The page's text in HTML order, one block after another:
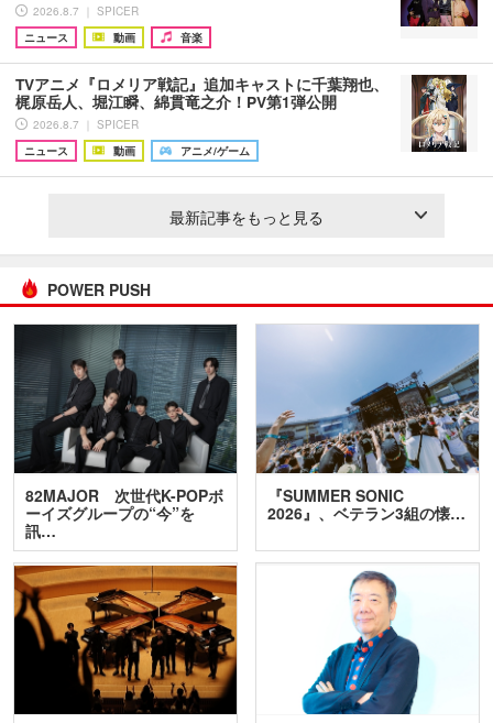
2026.8.7 ｜ SPICER
ニュース
動画 音楽
TVアニメ『ロメリア戦記』追加キャストに千葉翔也、
梶原岳人、堀江瞬、綿貫竜之介！PV第1弾公開
2026.8.7 ｜ SPICER
ニュース
動画 アニメ/ゲーム
最新記事をもっと見る
POWER PUSH
82MAJOR 次世代K-POPボ
ーイズグループの“今”を
訊…
『SUMMER SONIC
2026』、ベテラン3組の懐…